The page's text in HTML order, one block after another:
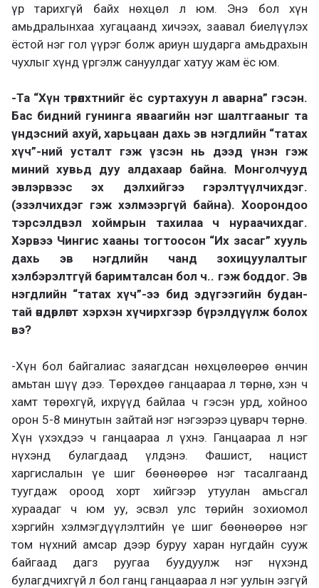
үр тарихгүй байх нөхцөл л юм. Энэ бол хүн
амьдралынхаа хугацаанд хичээх, заавал биелүүлэх
ёстой нэг гол үүрэг болж ариун шударга амьдрахын
чухлыг хүнд үргэлж сануулдаг хатуу жам ёс юм.
-Та “Хүн төрөлхтнийг ёс суртахуун л аварна” гэсэн.
Бас бидний гунинга яваагийн нэг шалтгааныг та
үндэсний ахуй, харьцаан дахь эв нэгдлийн “татах
хүч”-ний усталт гэж үзсэн нь дээд үнэн гэж
миний хувьд дуу алдахаар байна. Монголчууд
эвлэрвээс эх дэлхийгээ гэрэлтүүлчихдэг.
(эзэлчихдэг гэж хэлмээргүй байна). Хоорондоо
тэрсэлдвэл хоймрын тахилаа ч нураачихдаг.
Хэрвээ Чингис хааны тогтоосон “Их засаг” хууль
дахь эв нэгдлийн чанд зохицуулалтыг
хэлбэрэлтгүй баримталсан бол ч.. гэж бод­дог. Эв
нэгдлийн “татах хүч”-ээ бид эдүгээгийн будан­
тай өндөрлөгт хэрхэн хүчирхгээр бүрэлдүүлж болох
вэ?
-Хүн бол байгалиас заяагдсан нөхцөлөөрөө өнчин
амьтан шүү дээ. Төрөхдөө ганцаараа л төрнө, хэн ч
хамт төрөхгүй, ихрүүд байлаа ч гэсэн урд, хойноо
орон 5-8 минутын зайтай нэг нэгээрээ цуварч төрнө.
Хүн үхэхдээ ч ганцаараа л үхнэ. Ганцаараа л нэг
нүхэнд булагдаад үлдэнэ. Фашист, нацист
харгислалын үе шиг бөөнөөрөө нэг тасалгаанд
туугдаж ороод хорт хийгээр утуулан амьсгал
хураадаг ч юм уу, эсвэл улс төрийн зохиомол
хэргийн хэлмэгдүүлэлтийн үе шиг бөөнөөрөө нэг
том нүхний амсар дээр буруу харан нугдайн сууж
байгаад дагз руугаа буудуулж нэг нүхэнд
булагдчихгүй л бол ганц ганцаараа л нэг уулын эзгүй